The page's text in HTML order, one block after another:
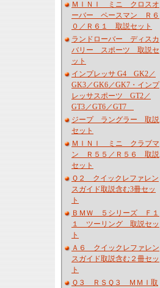
ＭＩＮＩ ミニ クロスオ
ーバー ペースマン Ｒ６
０／Ｒ６１ 取説セット
ランドローバー ディスカ
バリー スポーツ 取説セ
ット
インプレッサ G4 GK2／
GK3／GK6／GK7・インプ
レッサスポーツ GT2／
GT3／GT6／GT7
ジープ ラングラー 取説
セット
ＭＩＮＩ ミニ クラブマ
ン Ｒ５５／Ｒ５６ 取説
セット
Ｑ２ クイックレファレン
スガイド取説含む3冊セッ
ト
ＢＭＷ ５シリーズ Ｆ１
１ ツーリング 取説セッ
ト
Ａ６ クイックレファレン
スガイド取説含む２冊セッ
ト
Ｑ３ ＲＳＱ３ ＭＭＩ取